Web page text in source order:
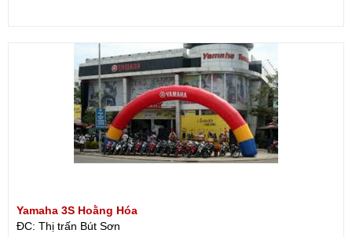
Yamaha 3S Hoằng Hóa
ĐC: Thị trấn Bút Sơn